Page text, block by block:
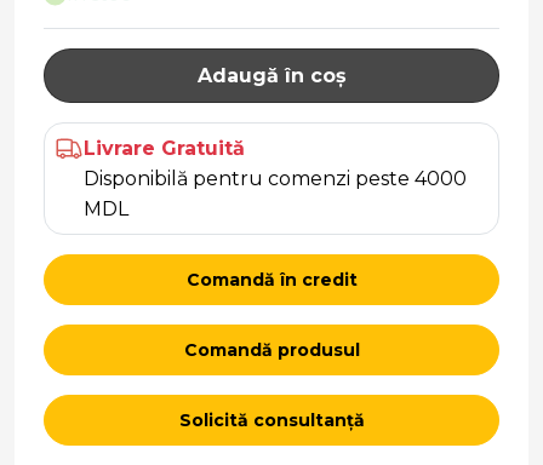
Adaugă în coș
Livrare Gratuită
Disponibilă pentru comenzi peste 4000
MDL
Comandă în credit
Comandă produsul
Solicită consultanță